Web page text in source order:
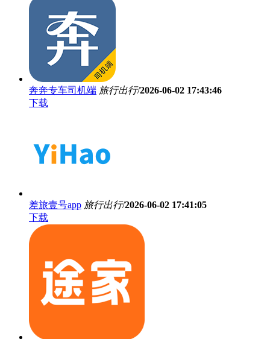
奔奔专车司机端 旅行出行/2026-06-02 17:43:46
下载
差旅壹号app 旅行出行/2026-06-02 17:41:05
下载